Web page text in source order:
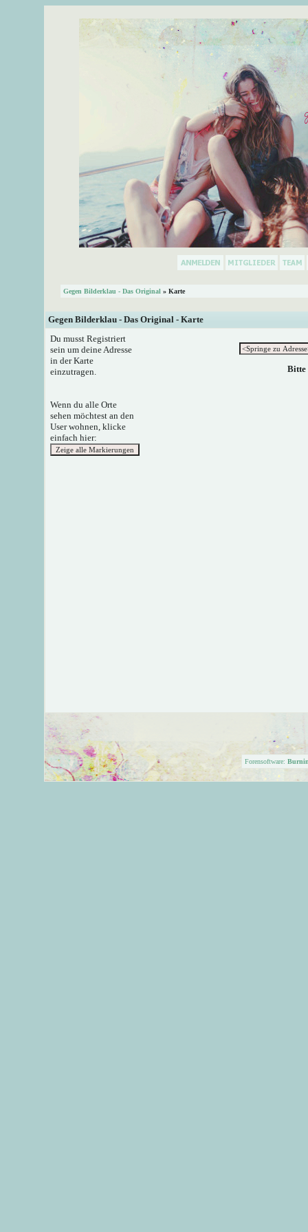
Gegen Bilderklau - Das Original » Karte
Gegen Bilderklau - Das Original - Karte
Du musst Registriert
sein um deine Adresse
in der Karte
einzutragen.
Wenn du alle Orte
sehen möchtest an den
User wohnen, klicke
einfach hier:
Bitte
Forensoftware: